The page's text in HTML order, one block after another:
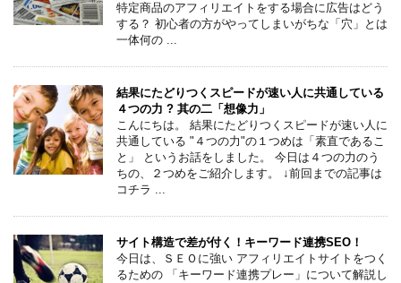
特定商品のアフィリエイトをする場合に広告はどう
する？ 初心者の方がやってしまいがちな「穴」とは
一体何の ...
結果にたどりつくスピードが速い人に共通している
４つの力 ? 其の二「想像力」
こんにちは。 結果にたどりつくスピードが速い人に
共通している "４つの力"の１つめは「素直であるこ
と」 というお話をしました。 今日は４つの力のう
ちの、２つめをご紹介します。 ↓前回までの記事は
コチラ ...
サイト構造で差が付く！キーワード連携SEO！
今日は、ＳＥＯに強い アフィリエイトサイトをつく
るための 「キーワード連携プレー」について解説し